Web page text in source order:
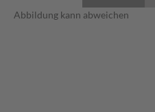
Abbildung kann abweichen